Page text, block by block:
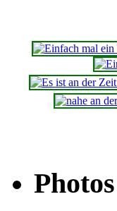
Photos